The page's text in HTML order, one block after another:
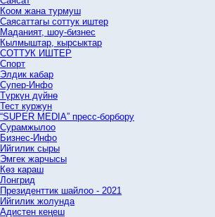
Коом жана турмуш
Саясаттагы соттук иштер
Маданият, шоу-бизнес
Кылмыштар, кырсыктар
СОТТУК ИШТЕР
Спорт
Элдик кабар
Супер-Инфо
Түркүн дүйнө
Тест куржун
“SUPER MEDIA” пресс-борбору
Сурамжылоо
Бизнес-Инфо
Ийгилик сыры
Эмгек жарчысы
Көз караш
Лонгрид
Президенттик шайлоо - 2021
Ийгилик жолунда
Адистен кеңеш